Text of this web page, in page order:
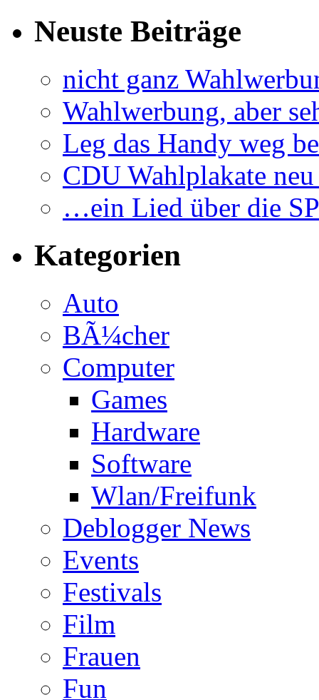
Neuste Beiträge
nicht ganz
Wahlwerbung, aber
Leg das Handy weg
CDU Wahlplakate
…ein Lied über die
Kategorien
Auto
BÃ¼cher
Computer
Games
Hardware
Software
Wlan/Freifunk
Deblogger News
Events
Festivals
Film
Frauen
Fun